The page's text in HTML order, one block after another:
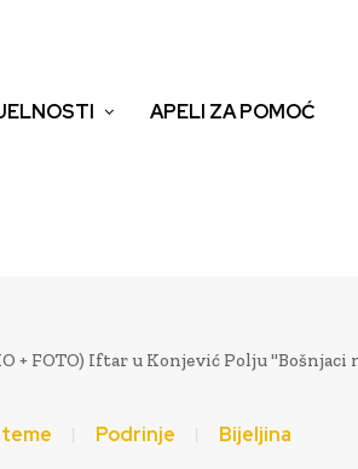
APELI ZA POMOĆ
+ FOTO) Iftar u Konjević Polju "Bošnjaci
Podrinje Bijeljina